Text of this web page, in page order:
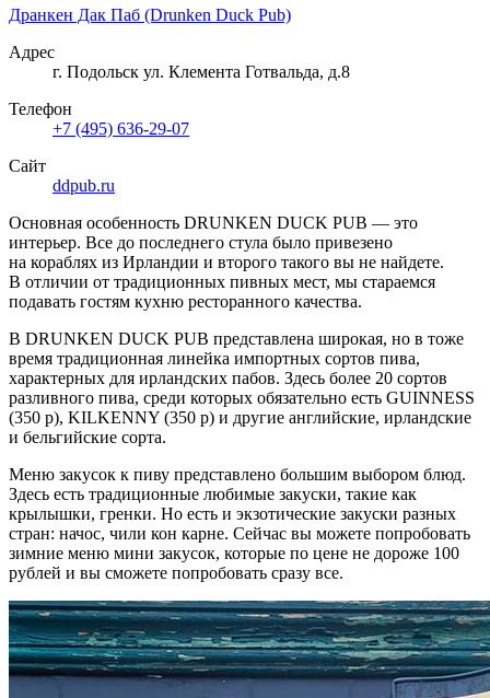
Дранкен Дак Паб (Drunken Duck Pub)
Адрес
г. Подольск ул. Клемента Готвальда, д.8
Телефон
+7 (495) 636-29-07
Сайт
ddpub.ru
Основная особенность DRUNKEN DUCK PUB — это
интерьер. Все до последнего стула было привезено
на кораблях из Ирландии и второго такого вы не найдете.
В отличии от традиционных пивных мест, мы стараемся
подавать гостям кухню ресторанного качества.
В DRUNKEN DUCK PUB представлена широкая, но в тоже
время традиционная линейка импортных сортов пива,
характерных для ирландских пабов. Здесь более 20 сортов
разливного пива, среди которых обязательно есть GUINNESS
(350 р), KILKENNY (350 р) и другие английские, ирландские
и бельгийские сорта.
Меню закусок к пиву представлено большим выбором блюд.
Здесь есть традиционные любимые закуски, такие как
крылышки, гренки. Но есть и экзотические закуски разных
стран: начос, чили кон карне. Сейчас вы можете попробовать
зимние меню мини закусок, которые по цене не дороже 100
рублей и вы сможете попробовать сразу все.